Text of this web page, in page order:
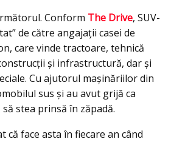
Conform The Drive, SUV-
de către angajaţii casei de
care vinde tractoare, tehnică
şi infrastructură, dar și
Cu ajutorul mașinăriilor din
sus şi au avut grijă ca
stea prinsă în zăpadă.
că face asta în fiecare an când